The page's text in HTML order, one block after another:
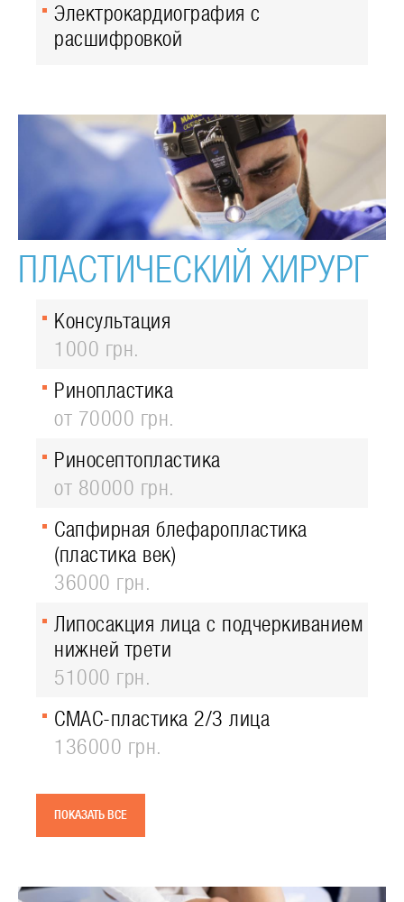
Электрокардиография с
расшифровкой
ПЛАСТИЧЕСКИЙ ХИРУРГ
Консультация
1000 грн.
Ринопластика
от 70000 грн.
Риносептопластика
от 80000 грн.
Сапфирная блефаропластика
(пластика век)
36000 грн.
Липосакция лица с подчеркиванием
нижней трети
51000 грн.
СМАС-пластика 2/3 лица
136000 грн.
ПОКАЗАТЬ ВСЕ